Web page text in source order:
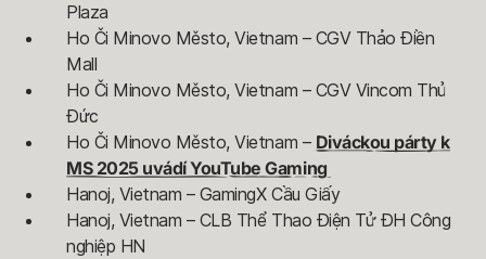
Plaza
Ho Či Minovo Město, Vietnam – CGV Thảo Điền
Mall
Ho Či Minovo Město, Vietnam – CGV Vincom Thủ
Đức
Ho Či Minovo Město, Vietnam – Diváckou párty k
MS 2025 uvádí YouTube Gaming
Hanoj, Vietnam – GamingX Cầu Giấy
Hanoj, Vietnam – CLB Thể Thao Điện Tử ĐH Công
nghiệp HN